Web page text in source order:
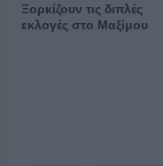
Ξορκίζουν τις διπλές
εκλογές στο Μαξίμου